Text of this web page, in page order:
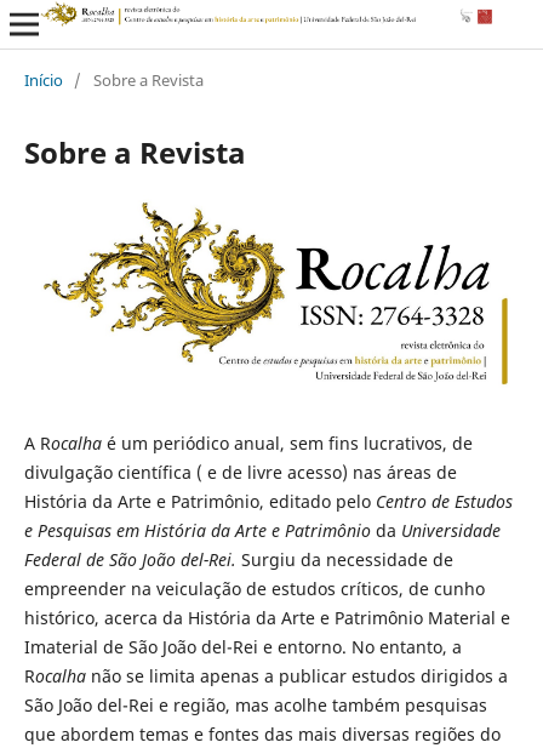
Início / Sobre a Revista
Sobre a Revista
A Rocalha é um periódico anual, sem fins lucrativos, de
divulgação científica ( e de livre acesso) nas áreas de
História da Arte e Patrimônio, editado pelo Centro de Estudos
e Pesquisas em História da Arte e Patrimônio da Universidade
Federal de São João del-Rei. Surgiu da necessidade de
empreender na veiculação de estudos críticos, de cunho
histórico, acerca da História da Arte e Patrimônio Material e
Imaterial de São João del-Rei e entorno. No entanto, a
Rocalha não se limita apenas a publicar estudos dirigidos a
São João del-Rei e região, mas acolhe também pesquisas
que abordem temas e fontes das mais diversas regiões do